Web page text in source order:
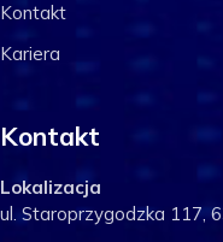
Kontakt
Kariera
Kontakt
Lokalizacja
ul. Staroprzygodzka 117,